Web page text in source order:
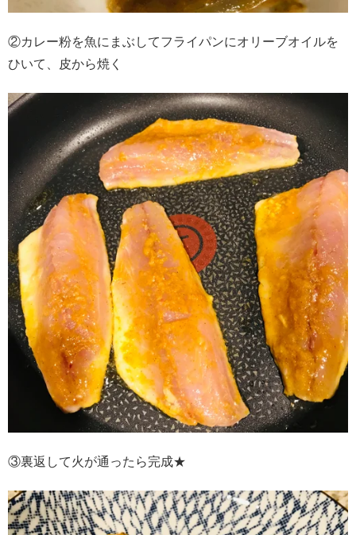
②カレー粉を魚にまぶしてフライパンにオリーブオイルを
ひいて、皮から焼く
③裏返して火が通ったら完成★